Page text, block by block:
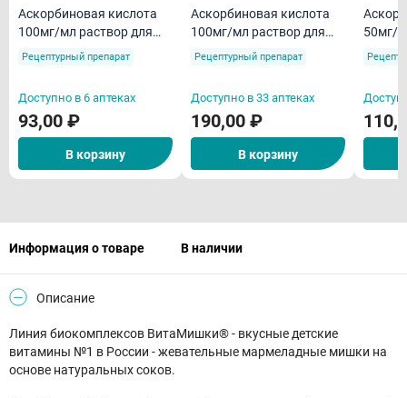
Аскорбиновая кислота
100мг/мл раствор для
внутривенного и
N10
Рецептурный препарат
Доступно в 6 аптеках
93,00 ₽
В корзину
Аскорбиновая кислота
100мг/мл раствор для
внутривенного и
N10
Рецептурный препарат
Доступно в 33 аптеках
190,00 ₽
В корзину
50мг/
Информация о товаре В наличии
Описание
Линия биокомплексов ВитаМишки® - вкусные детские
витамины №1 в России - жевательные мармеладные мишки на
основе натуральных соков.